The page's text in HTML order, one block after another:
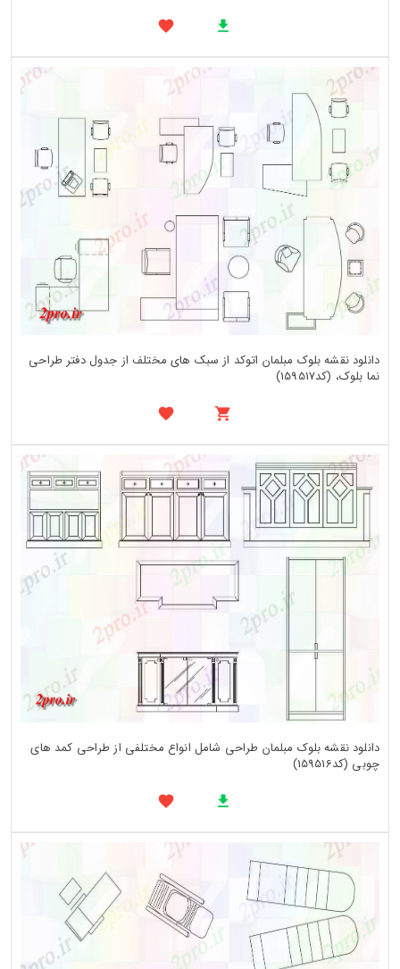
دانلود نقشه بلوک مبلمان اتوکد از سبک های مختلف از جدول دفتر طراحی
نما بلوک، (کد159517)
دانلود نقشه بلوک مبلمان طراحی شامل انواع مختلفی از طراحی کمد های
چوبی (کد159516)